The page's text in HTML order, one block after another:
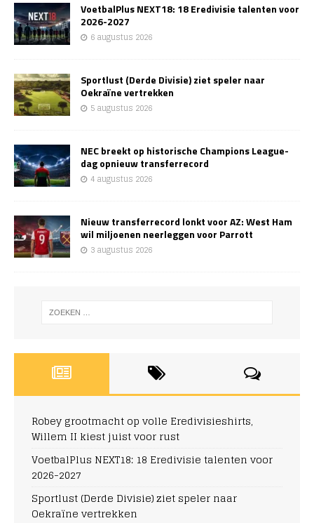
VoetbalPlus NEXT18: 18 Eredivisie talenten voor
2026-2027
6 augustus 2026
Sportlust (Derde Divisie) ziet speler naar
Oekraïne vertrekken
5 augustus 2026
NEC breekt op historische Champions League-
dag opnieuw transferrecord
4 augustus 2026
Nieuw transferrecord lonkt voor AZ: West Ham
wil miljoenen neerleggen voor Parrott
3 augustus 2026
Robey grootmacht op volle Eredivisieshirts,
Willem II kiest juist voor rust
VoetbalPlus NEXT18: 18 Eredivisie talenten voor
2026-2027
Sportlust (Derde Divisie) ziet speler naar
Oekraïne vertrekken